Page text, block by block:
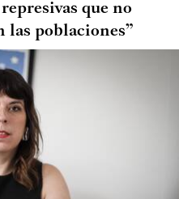
que no
las poblaciones”